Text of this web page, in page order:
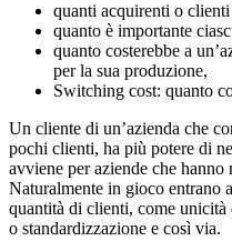
quanti acquirenti o clienti
quanto è importante
quanto costerebbe a
per la sua produzione,
Switching cost: quanto
Un cliente di un’azienda che
pochi clienti, ha più potere di
avviene per aziende che
Naturalmente in gioco entrano
quantità di clienti, come unicità
o standardizzazione e così via.